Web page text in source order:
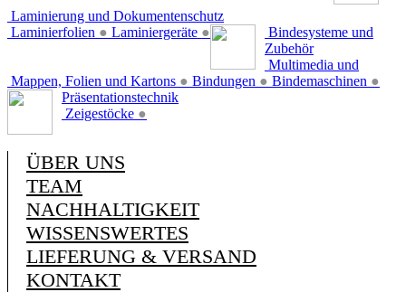
Laminierung und Dokumentenschutz
Laminierfolien ● Laminiergeräte ●
Bindesysteme und
Zubehör
Mappen, Folien und Kartons ● Bindungen ● Bindemaschinen ●
Multimedia und
Präsentationstechnik
Zeigestöcke ●
ÜBER UNS
TEAM
NACHHALTIGKEIT
WISSENSWERTES
LIEFERUNG & VERSAND
KONTAKT